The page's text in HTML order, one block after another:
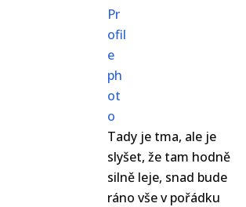
Tady je tma, ale je
slyšet, že tam hodně
silně leje, snad bude
ráno vše v pořádku